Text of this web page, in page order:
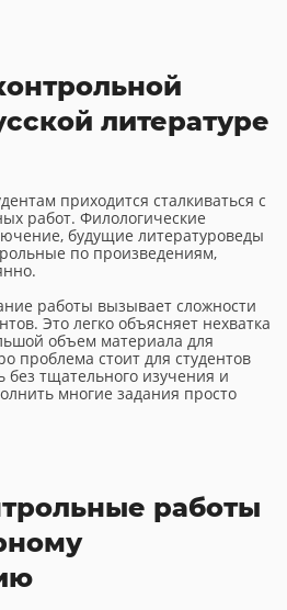
литературе
приходится сталкиваться с
работ. Филологические
будущие литературоведы
по произведениям,
работы вызывает сложности
Это легко объясняет нехватка
объем материала для
проблема стоит для студентов
без тщательного изучения и
многие задания просто
работы